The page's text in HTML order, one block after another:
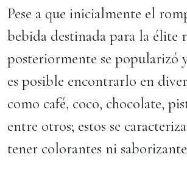
Pese a que inicialmente el
bebida destinada para la élite
posteriormente se popularizó
es posible encontrarlo en
como café, coco, chocolate,
entre otros; estos se
tener colorantes ni